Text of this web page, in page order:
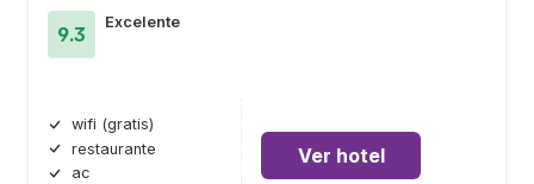
9.3
Excelente
wifi (gratis)
restaurante
ac
Ver hotel